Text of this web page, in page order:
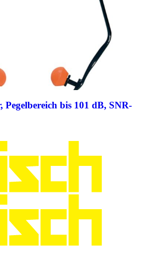
Pegelbereich bis 101 dB, SNR-